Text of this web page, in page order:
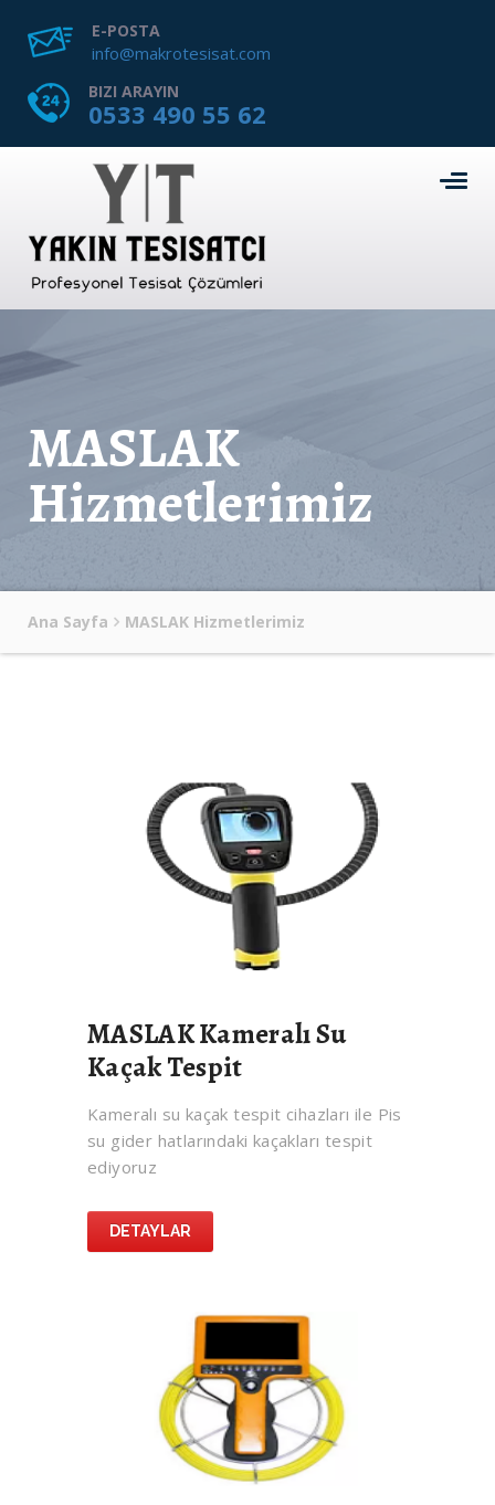
E-POSTA
info@makrotesisat.com
BIZI ARAYIN
0533 490 55 62
MASLAK
Hizmetlerimiz
Ana Sayfa MASLAK Hizmetlerimiz
MASLAK Kameralı Su
Kaçak Tespit
Kameralı su kaçak tespit cihazları ile Pis
su gider hatlarındaki kaçakları tespit
ediyoruz
DETAYLAR